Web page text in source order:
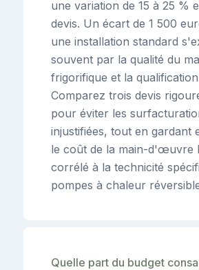
une variation de 15 à 25 %
devis. Un écart de 1 500
une installation standard
souvent par la qualité du
frigorifique et la qualification
Comparez trois devis
pour éviter les
injustifiées, tout en gardant
le coût de la main-d'œuvre
corrélé à la technicité
pompes à chaleur
Quelle part du budget